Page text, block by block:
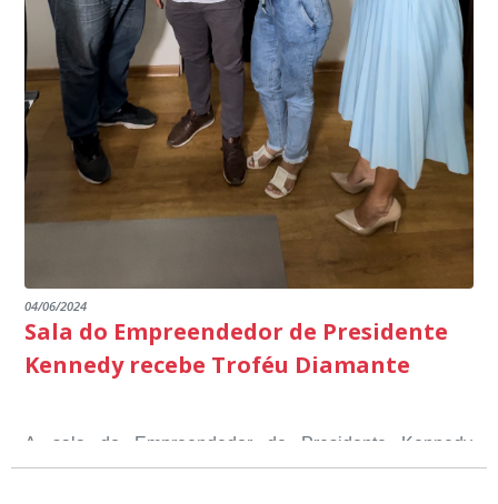
04/06/2024
Sala do Empreendedor de Presidente
Kennedy recebe Troféu Diamante
A sala do Empreendedor de Presidente Kennedy
recebeu o Selo Sebrae de Referência em atendimento, o